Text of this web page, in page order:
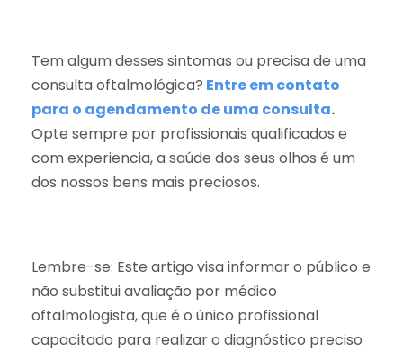
Tem algum desses sintomas ou precisa de uma
consulta oftalmológica? Entre em contato
para o agendamento de uma consulta.
Opte sempre por profissionais qualificados e
com experiencia, a saúde dos seus olhos é um
dos nossos bens mais preciosos.
Lembre-se: Este artigo visa informar o público e
não substitui avaliação por médico
oftalmologista, que é o único profissional
capacitado para realizar o diagnóstico preciso